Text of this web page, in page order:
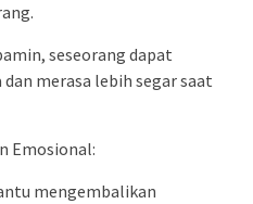
seseorang dapat
merasa lebih segar saat
Emosional:
mengembalikan